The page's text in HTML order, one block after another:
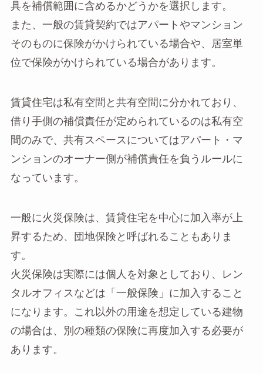
具を補償範囲に含めるかどうかを選択します。
また、一般の賃貸契約ではアパートやマンション
そのものに保険がかけられている場合や、居室単
位で保険がかけられている場合があります。
賃貸住宅は私有空間と共有空間に分かれており、
借り手側の補償責任が定められているのは私有空
間のみで、共有スペースについてはアパート・マ
ンションのオーナー側が補償責任を負うルールに
なっています。
一般に火災保険は、賃貸住宅を中心に加入率が上
昇するため、団地保険と呼ばれることもありま
す。
火災保険は実際には個人を対象としており、レン
タルオフィスなどは「一般保険」に加入すること
になります。これ以外の用途を想定している建物
の場合は、別の種類の保険に再度加入する必要が
あります。